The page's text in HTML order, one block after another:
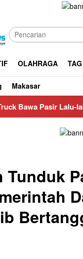
OLAHRAGA
Makasar
Pasir Lalu-lalang di
Tunduk